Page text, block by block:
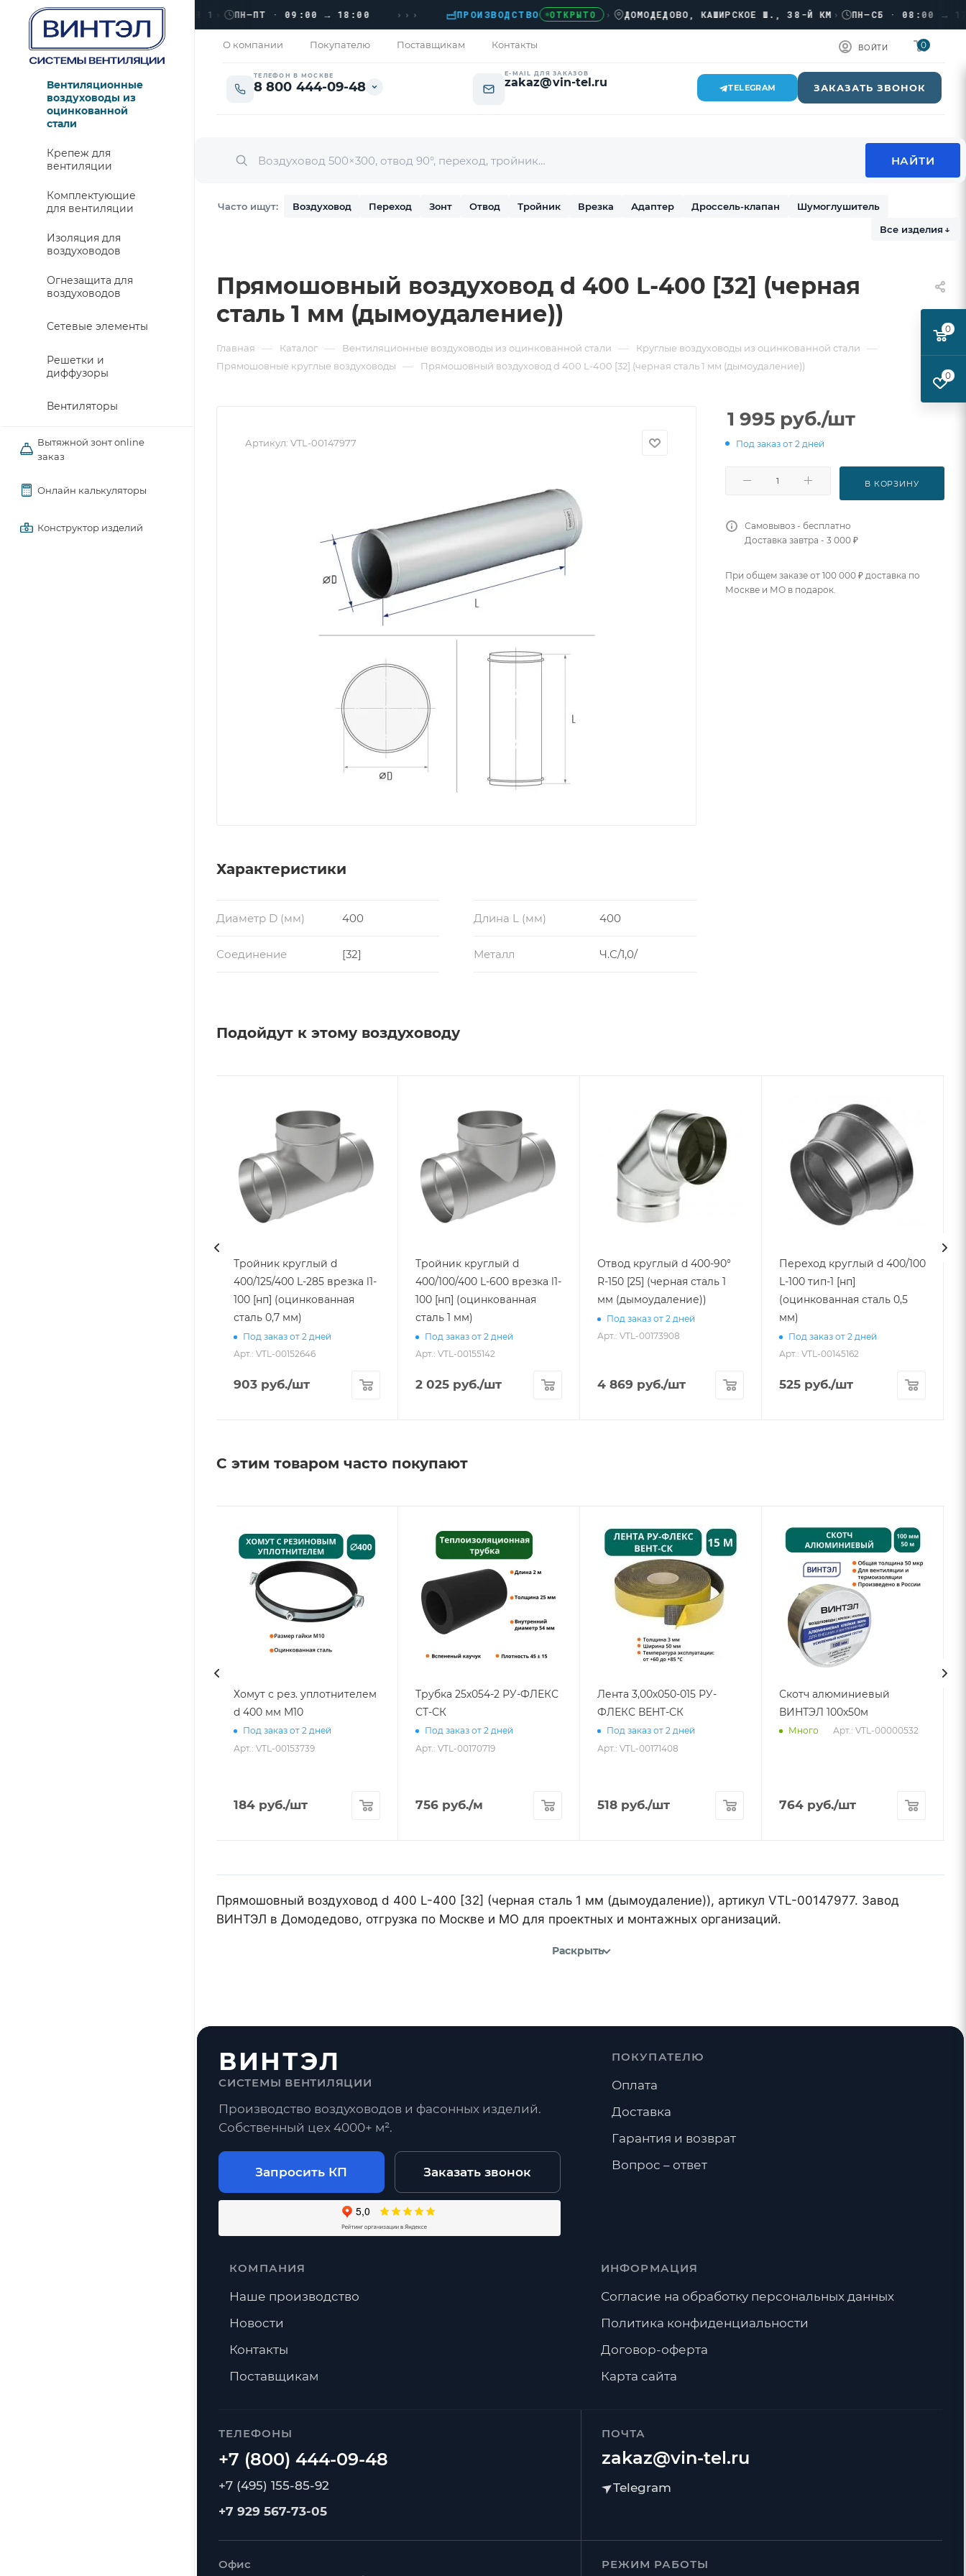
› ЛЮБЕРЦЫ, УЛ. КРАСНАЯ 1 ПН–ПТ · 09:00 → 18:00 ››› ПРОИЗВОДСТВО ОТКРЫТО › ДОМОДЕДОВО, КАШИРСКОЕ Ш., 38-Й КМ› ПН–СБ · 08:00 → 17:00
О компании Покупателю Поставщикам Контакты ВОЙТИ 0
ТЕЛЕФОН В МОСКВЕ
8 800 444-09-48
E-MAIL ДЛЯ ЗАКАЗОВ
zakaz@vin-tel.ru TELEGRAM ЗАКАЗАТЬ ЗВОНОК
Часто ищут: Воздуховод Переход Зонт Отвод Тройник Врезка Адаптер Дроссель-клапан
Шумоглушитель
Все изделия ↓
Вентиляционные
воздуховоды из
оцинкованной
стали
Крепеж для
вентиляции
Комплектующие
для вентиляции
Изоляция для
воздуховодов
Огнезащита для
воздуховодов
Сетевые элементы
Решетки и
диффузоры
Вентиляторы
Вытяжной зонт online
заказ
Онлайн калькуляторы
Конструктор изделий
Прямошовный воздуховод d 400 L-400 [32] (черная
сталь 1 мм (дымоудаление))
Главная — Каталог — Вентиляционные воздуховоды из оцинкованной стали — Круглые воздуховоды из оцинкованной стали —
Прямошовные круглые воздуховоды — Прямошовный воздуховод d 400 L-400 [32] (черная сталь 1 мм (дымоудаление))
Артикул: VTL-00147977
Характеристики
Диаметр D (мм) 400 Длина L (мм) 400
Соединение [32] Металл Ч.С/1,0/
1 995 руб./шт
Под заказ от 2 дней
В КОРЗИНУ
Самовывоз - бесплатно
Доставка завтра - 3 000 ₽
При общем заказе от 100 000 ₽ доставка по
Москве и МО в подарок.
Подойдут к этому воздуховоду
Тройник круглый d
400/125/400 L-285 врезка l1-
100 [нп] (оцинкованная
сталь 0,7 мм)
Под заказ от 2 дней
Арт.: VTL-00152646
903 руб./шт
Тройник круглый d
400/100/400 L-600 врезка l1-
100 [нп] (оцинкованная
сталь 1 мм)
Под заказ от 2 дней
Арт.: VTL-00155142
2 025 руб./шт
Отвод круглый d 400-90°
R-150 [25] (черная сталь 1
мм (дымоудаление))
Под заказ от 2 дней
Арт.: VTL-00173908
4 869 руб./шт
Переход круглый d 400/100
L-100 тип-1 [нп]
(оцинкованная сталь 0,5
мм)
Под заказ от 2 дней
Арт.: VTL-00145162
525 руб./шт
С этим товаром часто покупают
Хомут с рез. уплотнителем
d 400 мм М10
Под заказ от 2 дней
Арт.: VTL-00153739
184 руб./шт
Трубка 25х054-2 РУ-ФЛЕКС
СТ-СК
Под заказ от 2 дней
Арт.: VTL-00170719
756 руб./м
Лента 3,00х050-015 РУ-
ФЛЕКС ВЕНТ-СК
Под заказ от 2 дней
Арт.: VTL-00171408
518 руб./шт
Скотч алюминиевый
ВИНТЭЛ 100х50м
Много Арт.: VTL-00000532
764 руб./шт
Прямошовный воздуховод d 400 L-400 [32] (черная сталь 1 мм (дымоудаление)), артикул VTL-00147977. Завод
ВИНТЭЛ в Домодедово, отгрузка по Москве и МО для проектных и монтажных организаций.
Раскрыть
ВИНТЭЛ
СИСТЕМЫ ВЕНТИЛЯЦИИ
Производство воздуховодов и фасонных изделий.
Собственный цех 4000+ м².
Запросить КП Заказать звонок
ТЕЛЕФОНЫ
+7 (495) 155-85-92
+7 929 567-73-05
ПОЧТА
zakaz@vin-tel.ru
Офис РЕЖИМ РАБОТЫ
ПОКУПАТЕЛЮ
Оплата
Доставка
Гарантия и возврат
Вопрос – ответ
КОМПАНИЯ
Наше производство
Новости
Контакты
Поставщикам
ИНФОРМАЦИЯ
Согласие на обработку персональных данных
Политика конфиденциальности
Договор-оферта
Карта сайта
0
0